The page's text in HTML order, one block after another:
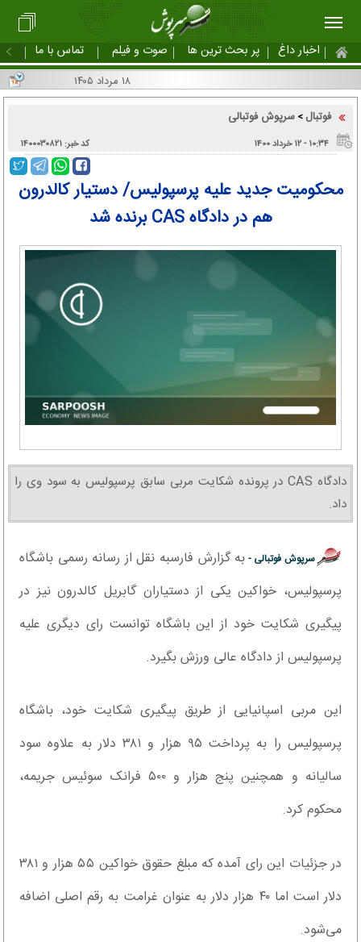
اخبار داغ پر بحث ترین ها صوت و فیلم تماس با ما
۱۸ مرداد ۱۴۰۵
فوتبال > سرپوش فوتبالی
۱۰:۳۴ - ۱۲ خرداد ۱۴۰۰ کد خبر: ۱۴۰۰۰۳۰۸۲۱
محکومیت جدید علیه پرسپولیس/ دستیار کالدرون
هم در دادگاه CAS برنده شد
دادگاه CAS در پرونده شکایت مربی سابق پرسپولیس به سود وی را
داد.
سرپوش فوتبالی - به گزارش فارسبه نقل از رسانه رسمی باشگاه
پرسپولیس، خواکین یکی از دستیاران گابریل کالدرون نیز در
پیگیری شکایت خود از این باشگاه توانست رای دیگری علیه
پرسپولیس از دادگاه عالی ورزش بگیرد.
این مربی اسپانیایی از طریق پیگیری شکایت خود، باشگاه
پرسپولیس را به پرداخت ۹۵ هزار و ۳۸۱ دلار به علاوه سود
سالیانه و همچنین پنج هزار و ۵۰۰ فرانک سوئیس جریمه،
محکوم کرد.
در جزئیات این رای آمده که مبلغ حقوق خواکین ۵۵ هزار و ۳۸۱
دلار است اما ۴۰ هزار دلار به عنوان غرامت به رقم اصلی اضافه
می‌شود.